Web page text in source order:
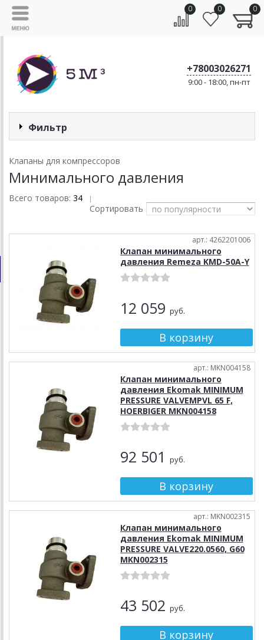
0 0 0
+78003026271
9:00 - 18:00, пн-пт
Фильтр
Клапаны для компрессоров
Минимального давления
Всего товаров: 34 |
Сортировать
арт.: 4262201006
Клапан минимального
давления Remeza KMD-50А-Y
12 059 руб.
арт.: MKN004158
Клапан минимального
давления Ekomak MINIMUM
PRESSURE VALVEMPVL 65 F,
HOERBIGER MKN004158
92 501 руб.
арт.: MKN002315
Клапан минимального
давления Ekomak MINIMUM
PRESSURE VALVE220.0560, G60
MKN002315
43 502 руб.